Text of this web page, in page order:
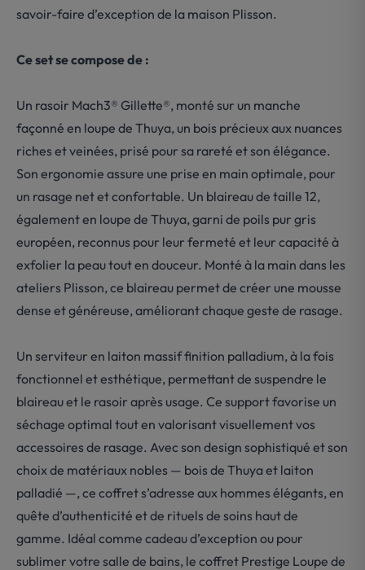
savoir-faire d’exception de la maison Plisson.
Ce set se compose de :
Un rasoir Mach3® Gillette®, monté sur un manche
façonné en loupe de Thuya, un bois précieux aux nuances
riches et veinées, prisé pour sa rareté et son élégance.
Son ergonomie assure une prise en main optimale, pour
un rasage net et confortable. Un blaireau de taille 12,
également en loupe de Thuya, garni de poils pur gris
européen, reconnus pour leur fermeté et leur capacité à
exfolier la peau tout en douceur. Monté à la main dans les
ateliers Plisson, ce blaireau permet de créer une mousse
dense et généreuse, améliorant chaque geste de rasage.
Un serviteur en laiton massif finition palladium, à la fois
fonctionnel et esthétique, permettant de suspendre le
blaireau et le rasoir après usage. Ce support favorise un
séchage optimal tout en valorisant visuellement vos
accessoires de rasage. Avec son design sophistiqué et son
choix de matériaux nobles — bois de Thuya et laiton
palladié —, ce coffret s’adresse aux hommes élégants, en
quête d’authenticité et de rituels de soins haut de
gamme. Idéal comme cadeau d’exception ou pour
sublimer votre salle de bains, le coffret Prestige Loupe de